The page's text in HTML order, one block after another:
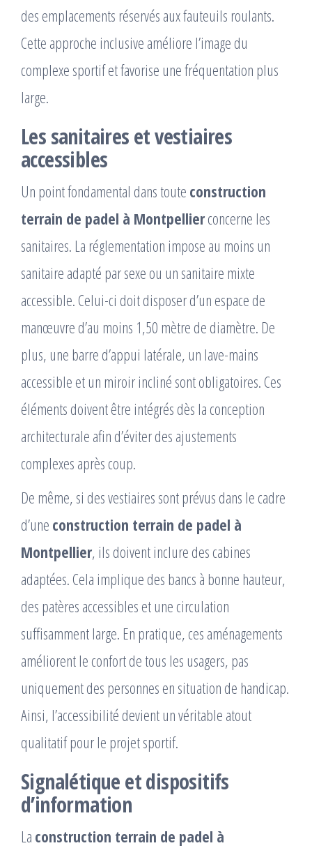
des emplacements réservés aux fauteuils roulants.
Cette approche inclusive améliore l’image du
complexe sportif et favorise une fréquentation plus
large.
Les sanitaires et vestiaires
accessibles
Un point fondamental dans toute construction
terrain de padel à Montpellierconcerne les
sanitaires. La réglementation impose au moins un
sanitaire adapté par sexe ou un sanitaire mixte
accessible. Celui-ci doit disposer d’un espace de
manœuvre d’au moins 1,50 mètre de diamètre. De
plus, une barre d’appui latérale, un lave-mains
accessible et un miroir incliné sont obligatoires. Ces
éléments doivent être intégrés dès la conception
architecturale afin d’éviter des ajustements
complexes après coup.
De même, si des vestiaires sont prévus dans le cadre
d’une construction terrain de padel à
Montpellier, ils doivent inclure des cabines
adaptées. Cela implique des bancs à bonne hauteur,
des patères accessibles et une circulation
suffisamment large. En pratique, ces aménagements
améliorent le confort de tous les usagers, pas
uniquement des personnes en situation de handicap.
Ainsi, l’accessibilité devient un véritable atout
qualitatif pour le projet sportif.
Signalétique et dispositifs
d’information
La construction terrain de padel à